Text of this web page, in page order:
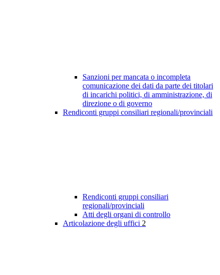
Sanzioni per mancata o incompleta
comunicazione dei dati da parte dei titolari
di incarichi politici, di amministrazione, di
direzione o di governo
Rendiconti gruppi consiliari regionali/provinciali
Rendiconti gruppi consiliari
regionali/provinciali
Atti degli organi di controllo
Articolazione degli uffici 2